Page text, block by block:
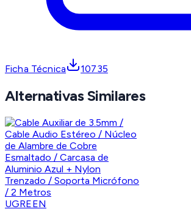
Ficha Técnica 10735
Alternativas Similares
UGREEN